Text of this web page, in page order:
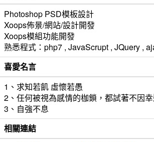
Photoshop PSD模板設計
Xoops佈景/網站/設計開發
Xoops模組功能開發
熟悉程式：php7 , JavaScrupt , JQuery ,
喜愛名言
1、求知若飢 虛懷若愚
2、任何被視為感情的枷鎖，都試著不因
3、自強不息
相關連結